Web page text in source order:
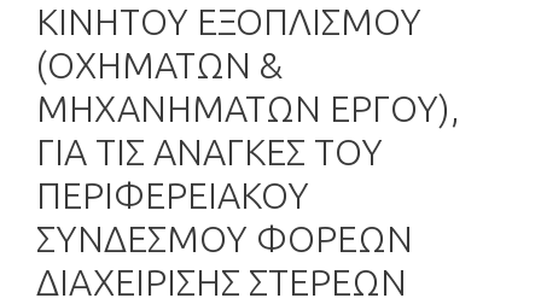
ΚΙΝΗΤΟΥ ΕΞΟΠΛΙΣΜΟΥ
(ΟΧΗΜΑΤΩΝ &
ΜΗΧΑΝΗΜΑΤΩΝ ΕΡΓΟΥ),
ΓΙΑ ΤΙΣ ΑΝΑΓΚΕΣ ΤΟΥ
ΠΕΡΙΦΕΡΕΙΑΚΟΥ
ΣΥΝΔΕΣΜΟΥ ΦΟΡΕΩΝ
ΔΙΑΧΕΙΡΙΣΗΣ ΣΤΕΡΕΩΝ